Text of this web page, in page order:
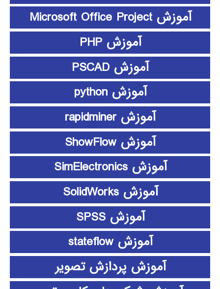
آموزش Microsoft Office Project
آموزش PHP
آموزش PSCAD
آموزش python
آموزش rapidminer
آموزش ShowFlow
آموزش SimElectronics
آموزش SolidWorks
آموزش SPSS
آموزش stateflow
آموزش پردازش تصویر